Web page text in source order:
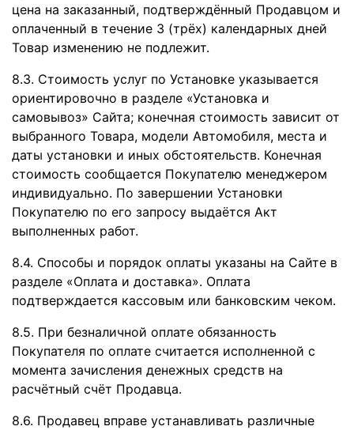
цена на заказанный, подтверждённый Продавцом и
оплаченный в течение 3 (трёх) календарных дней
Товар изменению не подлежит.
8.3. Стоимость услуг по Установке указывается
ориентировочно в разделе «Установка и
самовывоз» Сайта; конечная стоимость зависит от
выбранного Товара, модели Автомобиля, места и
даты установки и иных обстоятельств. Конечная
стоимость сообщается Покупателю менеджером
индивидуально. По завершении Установки
Покупателю по его запросу выдаётся Акт
выполненных работ.
8.4. Способы и порядок оплаты указаны на Сайте в
разделе «Оплата и доставка». Оплата
подтверждается кассовым или банковским чеком.
8.5. При безналичной оплате обязанность
Покупателя по оплате считается исполненной с
момента зачисления денежных средств на
расчётный счёт Продавца.
8.6. Продавец вправе устанавливать различные